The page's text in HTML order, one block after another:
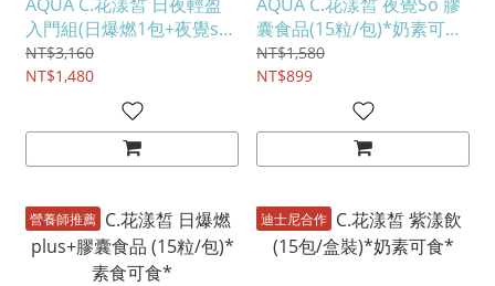
入門組(日爆燃1包+夜覺so
1包)
NT$3,160
NT$1,480
囊食品(15粒/包)*奶素可食
*
NT$1,580
NT$899
營養師推薦 迪士尼合作